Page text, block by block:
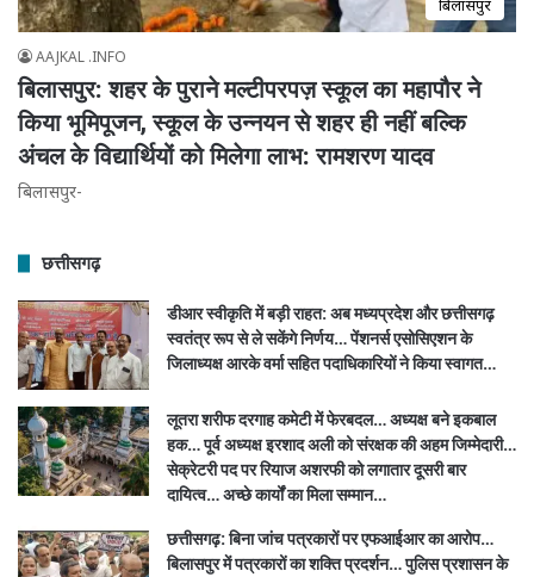
बिलासपुर
AAJKAL .INFO
बिलासपुर: शहर के पुराने मल्टीपरपज़ स्कूल का महापौर ने
किया भूमिपूजन, स्कूल के उन्नयन से शहर ही नहीं बल्कि
अंचल के विद्यार्थियों को मिलेगा लाभ: रामशरण यादव
बिलासपुर-
छत्तीसगढ़
डीआर स्वीकृति में बड़ी राहत: अब मध्यप्रदेश और छत्तीसगढ़
स्वतंत्र रूप से ले सकेंगे निर्णय… पेंशनर्स एसोसिएशन के
जिलाध्यक्ष आरके वर्मा सहित पदाधिकारियों ने किया स्वागत…
लूतरा शरीफ दरगाह कमेटी में फेरबदल… अध्यक्ष बने इकबाल
हक… पूर्व अध्यक्ष इरशाद अली को संरक्षक की अहम जिम्मेदारी…
सेक्रेटरी पद पर रियाज अशरफी को लगातार दूसरी बार
दायित्व… अच्छे कार्यों का मिला सम्मान…
छत्तीसगढ़: बिना जांच पत्रकारों पर एफआईआर का आरोप…
बिलासपुर में पत्रकारों का शक्ति प्रदर्शन… पुलिस प्रशासन के